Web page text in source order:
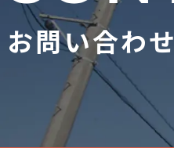
お問い合わせ